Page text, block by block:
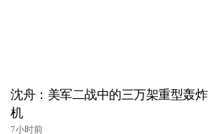
沈舟：美军二战中的三万架重型轰炸
机
7小时前